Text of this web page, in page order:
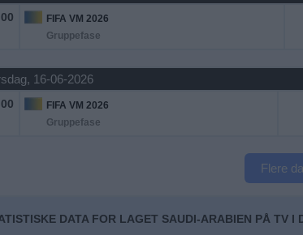
FIFA VM 2026
Gruppefase
16-06-2026
FIFA VM 2026
Gruppefase
Flere
DATA FOR LAGET SAUDI-ARABIEN PÅ TV I